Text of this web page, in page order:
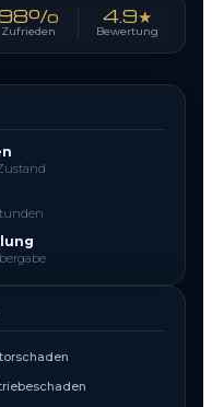
Zufrieden
4.9★
Bewertung